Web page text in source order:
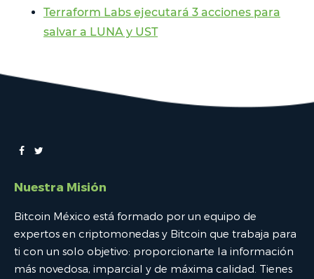
Terraform Labs ejecutará 3 acciones para
salvar a LUNA y UST
Nuestra Misión
Bitcoin México está formado por un equipo de
expertos en criptomonedas y Bitcoin que trabaja para
ti con un solo objetivo: proporcionarte la información
más novedosa, imparcial y de máxima calidad. Tienes